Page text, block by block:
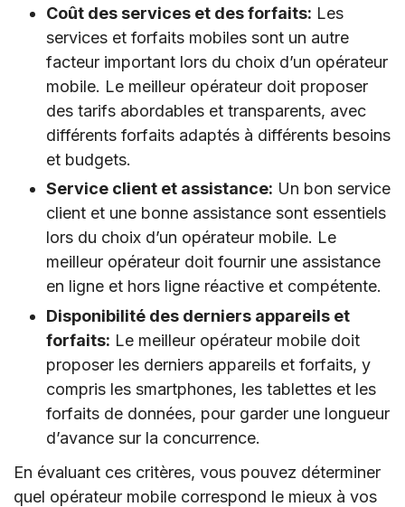
Coût des services et des forfaits: Les
services et forfaits mobiles sont un autre
facteur important lors du choix d’un opérateur
mobile. Le meilleur opérateur doit proposer
des tarifs abordables et transparents, avec
différents forfaits adaptés à différents besoins
et budgets.
Service client et assistance: Un bon service
client et une bonne assistance sont essentiels
lors du choix d’un opérateur mobile. Le
meilleur opérateur doit fournir une assistance
en ligne et hors ligne réactive et compétente.
Disponibilité des derniers appareils et
forfaits: Le meilleur opérateur mobile doit
proposer les derniers appareils et forfaits, y
compris les smartphones, les tablettes et les
forfaits de données, pour garder une longueur
d’avance sur la concurrence.
En évaluant ces critères, vous pouvez déterminer
quel opérateur mobile correspond le mieux à vos